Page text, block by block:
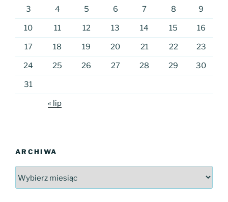
3 4 5 6 7 8 9
10 11 12 13 14 15 16
17 18 19 20 21 22 23
24 25 26 27 28 29 30
31
« lip
ARCHIWA